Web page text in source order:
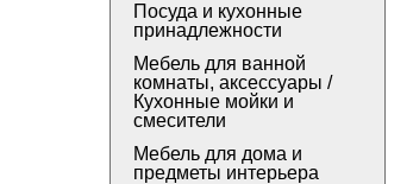
Посуда и кухонные
принадлежности
Мебель для ванной
комнаты, аксессуары /
Кухонные мойки и
смесители
Мебель для дома и
предметы интерьера